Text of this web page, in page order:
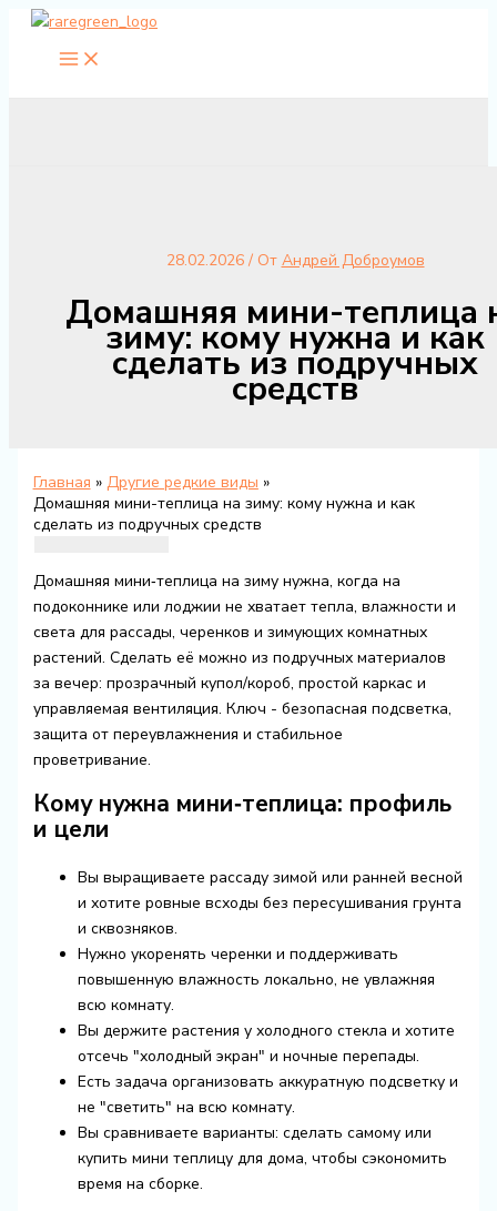
Перейти
содержимому
28.02.2026 / От Андрей Доброумов
Домашняя мини-теплица
зиму: кому нужна и как
сделать из подручных
средств
Главная
Другие редкие виды
Домашняя мини-теплица на зиму: кому нужна и как
сделать из подручных средств
Домашняя мини‑теплица на зиму нужна, когда на
подоконнике или лоджии не хватает тепла, влажности и
света для рассады, черенков и зимующих комнатных
растений. Сделать её можно из подручных материалов
за вечер: прозрачный купол/короб, простой каркас и
управляемая вентиляция. Ключ - безопасная подсветка,
защита от переувлажнения и стабильное
проветривание.
Кому нужна мини‑теплица: профиль
и цели
Вы выращиваете рассаду зимой или ранней весной
и хотите ровные всходы без пересушивания грунта
и сквозняков.
Нужно укоренять черенки и поддерживать
повышенную влажность локально, не увлажняя
всю комнату.
Вы держите растения у холодного стекла и хотите
отсечь "холодный экран" и ночные перепады.
Есть задача организовать аккуратную подсветку и
не "светить" на всю комнату.
Вы сравниваете варианты: сделать самому или
купить мини теплицу для дома, чтобы сэкономить
время на сборке.